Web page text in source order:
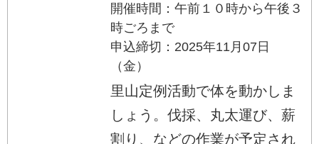
開催時間：午前１０時から午後３
時ごろまで
申込締切：2025年11月07日
（金）
里山定例活動で体を動かしま
しょう。伐採、丸太運び、薪
割り、などの作業が予定され